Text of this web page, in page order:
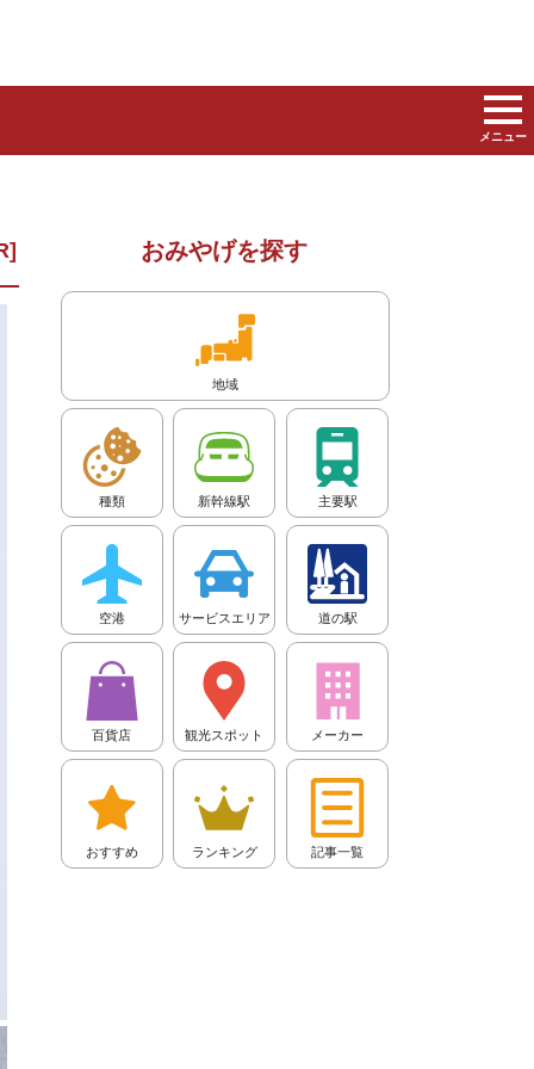
メニュー
おみやげを探す
地域
種類 新幹線駅 主要駅
空港 サービスエリア 道の駅
百貨店 観光スポット メーカー
おすすめ ランキング 記事一覧